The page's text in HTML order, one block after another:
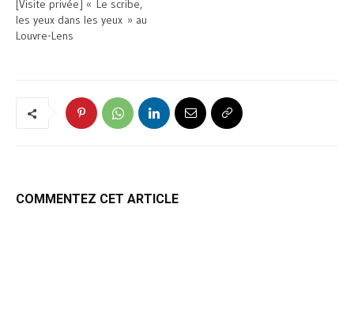
[Visite privée] « Le scribe,
les yeux dans les yeux » au
Louvre-Lens
COMMENTEZ CET ARTICLE